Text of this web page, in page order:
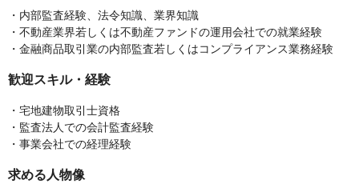
・内部監査経験、法令知識、業界知識
・不動産業界若しくは不動産ファンドの運用会社での就業経験
・金融商品取引業の内部監査若しくはコンプライアンス業務経験
歓迎スキル・経験
・宅地建物取引士資格
・監査法人での会計監査経験
・事業会社での経理経験
求める人物像